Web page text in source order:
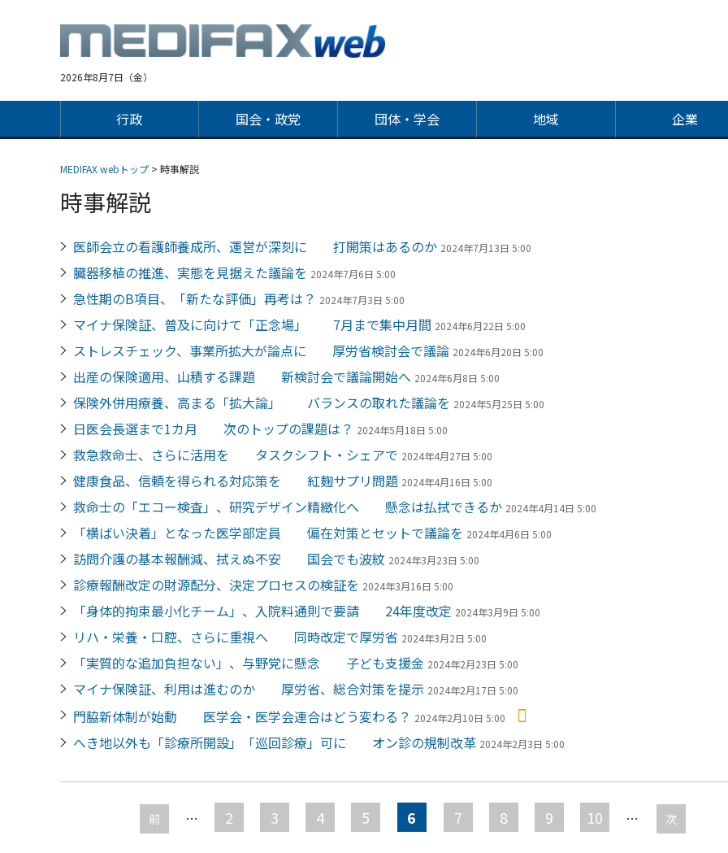
2026年8月7日（金）
行政 国会・政党 団体・学会 地域 企業
MEDIFAX webトップ > 時事解説
時事解説
医師会立の看護師養成所、運営が深刻に 打開策はあるのか 2024年7月13日 5:00
臓器移植の推進、実態を見据えた議論を 2024年7月6日 5:00
急性期のB項目、「新たな評価」再考は？ 2024年7月3日 5:00
マイナ保険証、普及に向けて「正念場」 7月まで集中月間 2024年6月22日 5:00
ストレスチェック、事業所拡大が論点に 厚労省検討会で議論 2024年6月20日 5:00
出産の保険適用、山積する課題 新検討会で議論開始へ 2024年6月8日 5:00
保険外併用療養、高まる「拡大論」 バランスの取れた議論を 2024年5月25日 5:00
日医会長選まで1カ月 次のトップの課題は？ 2024年5月18日 5:00
救急救命士、さらに活用を タスクシフト・シェアで 2024年4月27日 5:00
健康食品、信頼を得られる対応策を 紅麹サプリ問題 2024年4月16日 5:00
救命士の「エコー検査」、研究デザイン精緻化へ 懸念は払拭できるか 2024年4月14日 5:00
「横ばい決着」となった医学部定員 偏在対策とセットで議論を 2024年4月6日 5:00
訪問介護の基本報酬減、拭えぬ不安 国会でも波紋 2024年3月23日 5:00
診療報酬改定の財源配分、決定プロセスの検証を 2024年3月16日 5:00
「身体的拘束最小化チーム」、入院料通則で要請 24年度改定 2024年3月9日 5:00
リハ・栄養・口腔、さらに重視へ 同時改定で厚労省 2024年3月2日 5:00
「実質的な追加負担ない」、与野党に懸念 子ども支援金 2024年2月23日 5:00
マイナ保険証、利用は進むのか 厚労省、総合対策を提示 2024年2月17日 5:00
門脇新体制が始動 医学会・医学会連合はどう変わる？ 2024年2月10日 5:00
へき地以外も「診療所開設」「巡回診療」可に オン診の規制改革 2024年2月3日 5:00
ペ
前 … 2 3 4 5 6 7 8 9 10 … 次